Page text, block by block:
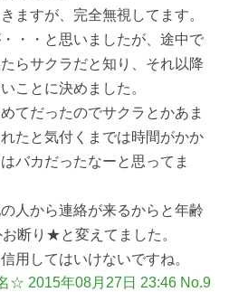
ますが、完全無視してます。
・・と思いましたが、途中で
らサクラだと知り、それ以降
ことに決めました。
てだったのでサクラとかあま
たと気付くまでは時間がかか
バカだったなーと思ってま
人から連絡が来るからと年齢
断り★と変えてました。
用してはいけないですね。
☆ 2015年08月27日 23:46 No.9